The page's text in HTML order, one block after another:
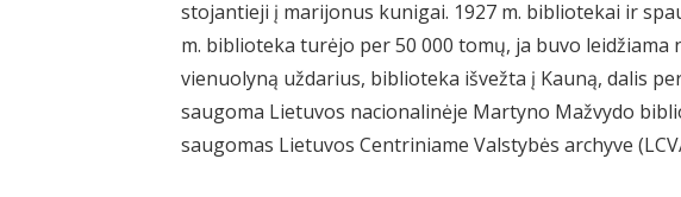
stojantieji į marijonus kunigai. 1927 m. bibliotekai ir
m. biblioteka turėjo per 50 000 tomų, ja buvo leidžiama
vienuolyną uždarius, biblioteka išvežta į Kauną, dalis
saugoma Lietuvos nacionalinėje Martyno Mažvydo
saugomas Lietuvos Centriniame Valstybės archyve